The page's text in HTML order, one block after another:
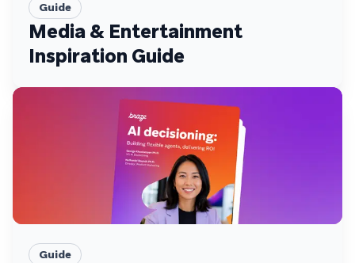
Guide
Media & Entertainment
Inspiration Guide
Guide